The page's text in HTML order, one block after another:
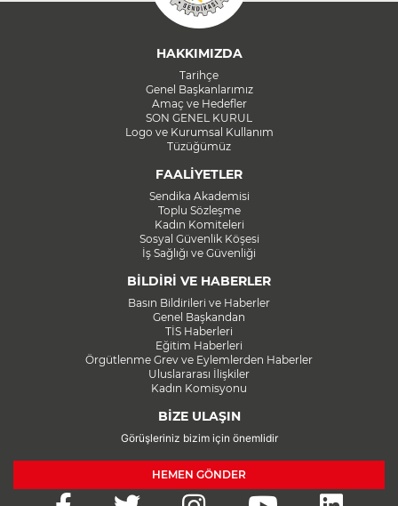
HAKKIMIZDA
Tarihçe
Genel Başkanlarımız
Amaç ve Hedefler
SON GENEL KURUL
Logo ve Kurumsal Kullanım
Tüzüğümüz
FAALİYETLER
Sendika Akademisi
Toplu Sözleşme
Kadın Komiteleri
Sosyal Güvenlik Köşesi
İş Sağlığı ve Güvenliği
BİLDİRİ VE HABERLER
Basın Bildirileri ve Haberler
Genel Başkandan
TİS Haberleri
Eğitim Haberleri
Örgütlenme Grev ve Eylemlerden Haberler
Uluslararası İlişkiler
Kadın Komisyonu
BİZE ULAŞIN
Görüşleriniz bizim için önemlidir
HEMEN GÖNDER